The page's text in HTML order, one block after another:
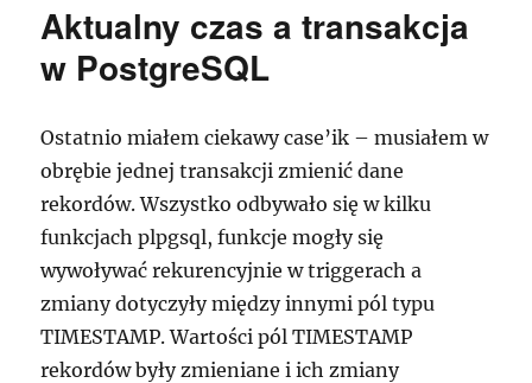
w
–
Aktualny czas a transakcja
w PostgreSQL
Ostatnio miałem ciekawy case’ik – musiałem w
obrębie jednej transakcji zmienić dane
rekordów. Wszystko odbywało się w kilku
funkcjach plpgsql, funkcje mogły się
wywoływać rekurencyjnie w triggerach a
zmiany dotyczyły między innymi pól typu
TIMESTAMP. Wartości pól TIMESTAMP
rekordów były zmieniane i ich zmiany